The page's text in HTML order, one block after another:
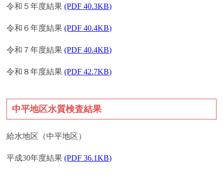
令和５年度結果(PDF 40.3KB)
令和６年度結果(PDF 40.4KB)
令和７年度結果(PDF 40.4KB)
令和８年度結果(PDF 42.7KB)
中平地区水質検査結果
給水地区（中平地区）
平成30年度結果(PDF 36.1KB)